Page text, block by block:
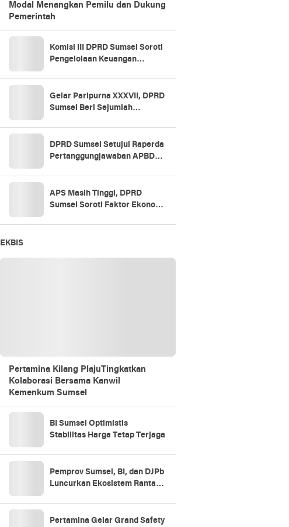
Modal Menangkan Pemilu dan Dukung
Pemerintah
Komisi III DPRD Sumsel Soroti
Pengelolaan Keuangan
Gelar Paripurna XXXVII, DPRD
Sumsel Beri Sejumlah
DPRD Sumsel Setujui Raperda
Pertanggungjawaban APBD
APS Masih Tinggi, DPRD
Sumsel Soroti Faktor Ekonomi
EKBIS
Pertamina Kilang PlajuTingkatkan
Kolaborasi Bersama Kanwil
Kemenkum Sumsel
BI Sumsel Optimistis
Stabilitas Harga Tetap Terjaga
Pemprov Sumsel, BI, dan DJPb
Luncurkan Ekosistem Rantai
Pertamina Gelar Grand Safety